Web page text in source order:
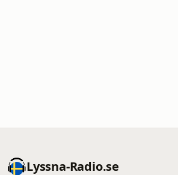
Lyssna-Radio.se